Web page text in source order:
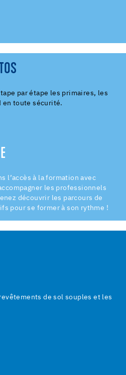
par étape les primaires, les
en toute sécurité.
l’accès à la formation avec
les professionnels
découvrir les parcours de
pour se former à son rythme !
de sol souples et les